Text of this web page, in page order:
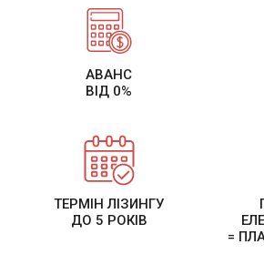
АВАНС
ВІД 0%
ТЕРМІН ЛІЗИНГУ
ДО 5 РОКІВ
=